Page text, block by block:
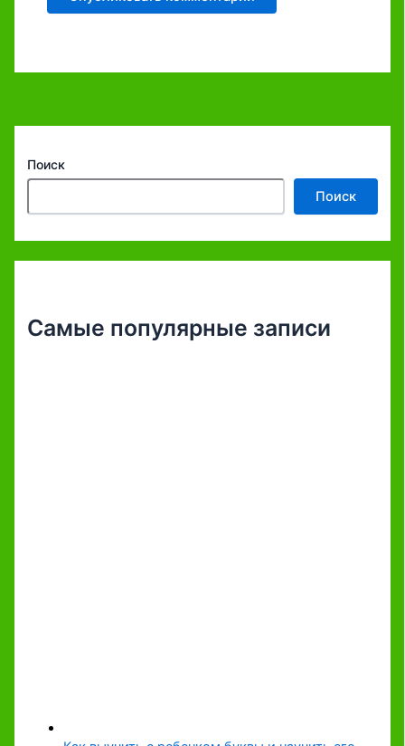
Поиск
Поиск
Самые популярные записи